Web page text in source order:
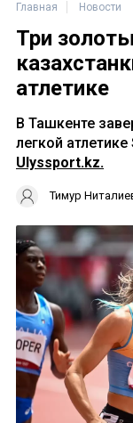
Главная Новости
Три
атлетике
В Ташкенте
легкой
Ulyssport.kz.
Тимур